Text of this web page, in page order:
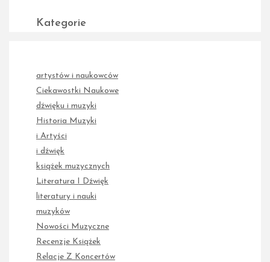
Kategorie
artystów i naukowców
Ciekawostki Naukowe
dźwięku i muzyki
Historia Muzyki
i Artyści
i dźwięk
książek muzycznych
Literatura I Dźwięk
literatury i nauki
muzyków
Nowości Muzyczne
Recenzje Książek
Relacje Z Koncertów